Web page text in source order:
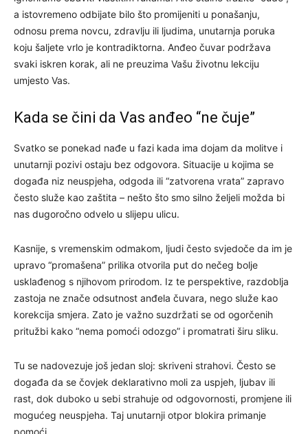
a istovremeno odbijate bilo što promijeniti u ponašanju,
odnosu prema novcu, zdravlju ili ljudima, unutarnja poruka
koju šaljete vrlo je kontradiktorna. Anđeo čuvar podržava
svaki iskren korak, ali ne preuzima Vašu životnu lekciju
umjesto Vas.
Kada se čini da Vas anđeo “ne čuje”
Svatko se ponekad nađe u fazi kada ima dojam da molitve i
unutarnji pozivi ostaju bez odgovora. Situacije u kojima se
događa niz neuspjeha, odgoda ili “zatvorena vrata” zapravo
često služe kao zaštita – nešto što smo silno željeli možda bi
nas dugoročno odvelo u slijepu ulicu.
Kasnije, s vremenskim odmakom, ljudi često svjedoče da im je
upravo “promašena” prilika otvorila put do nečeg bolje
usklađenog s njihovom prirodom. Iz te perspektive, razdoblja
zastoja ne znače odsutnost anđela čuvara, nego služe kao
korekcija smjera. Zato je važno suzdržati se od ogorčenih
pritužbi kako “nema pomoći odozgo” i promatrati širu sliku.
Tu se nadovezuje još jedan sloj: skriveni strahovi. Često se
događa da se čovjek deklarativno moli za uspjeh, ljubav ili
rast, dok duboko u sebi strahuje od odgovornosti, promjene ili
mogućeg neuspjeha. Taj unutarnji otpor blokira primanje
pomoći.